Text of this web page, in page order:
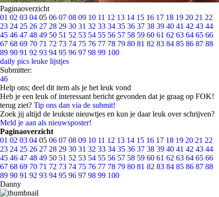
Paginaoverzicht
01 02 03 04 05 06 07 08 09 10 11 12 13 14 15 16 17 18 19 20 21 22
23 24 25 26 27 28 29 30 31 32 33 34 35 36 37 38 39 40 41 42 43 44
45 46 47 48 49 50 51 52 53 54 55 56 57 58 59 60 61 62 63 64 65 66
67 68 69 70 71 72 73 74 75 76 77 78 79 80 81 82 83 84 85 86 87 88
89 90 91 92 93 94 95 96 97 98 99 100
daily pics leuke lijstjes
Submitter:
46
Help ons; deel dit item als je het leuk vond
Heb je een leuk of interessant bericht gevonden dat je graag op FOK!
terug ziet? Tip ons dan via de submit!
Zoek jij altijd de leukste nieuwtjes en kun je daar leuk over schrijven?
Meld je aan als nieuwsposter!
Paginaoverzicht
01 02 03 04 05 06 07 08 09 10 11 12 13 14 15 16 17 18 19 20 21 22
23 24 25 26 27 28 29 30 31 32 33 34 35 36 37 38 39 40 41 42 43 44
45 46 47 48 49 50 51 52 53 54 55 56 57 58 59 60 61 62 63 64 65 66
67 68 69 70 71 72 73 74 75 76 77 78 79 80 81 82 83 84 85 86 87 88
89 90 91 92 93 94 95 96 97 98 99 100
Danny